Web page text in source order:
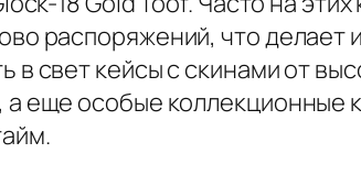
распоряжений, что делает
свет кейсы с скинами от
еще особые коллекционные